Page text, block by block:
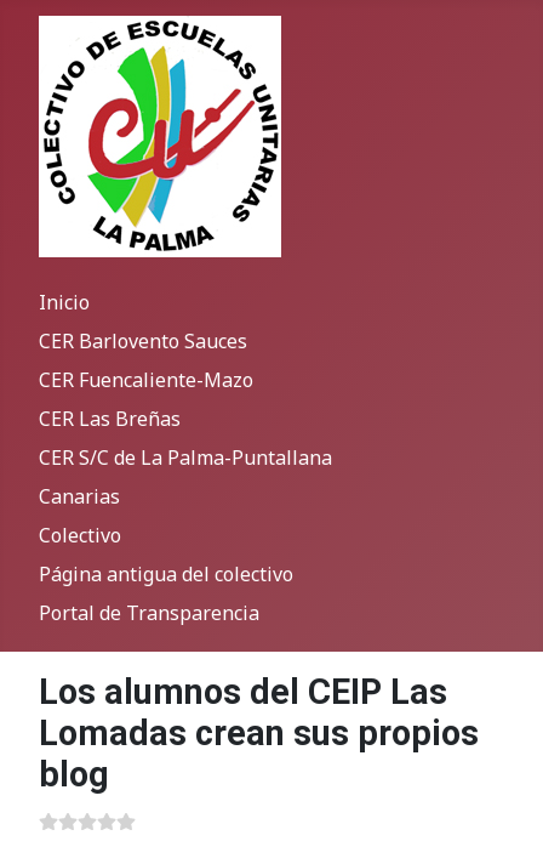
Inicio
CER Barlovento Sauces
CER Fuencaliente-Mazo
CER Las Breñas
CER S/C de La Palma-Puntallana
Canarias
Colectivo
Página antigua del colectivo
Portal de Transparencia
Los alumnos del CEIP Las
Lomadas crean sus propios
blog